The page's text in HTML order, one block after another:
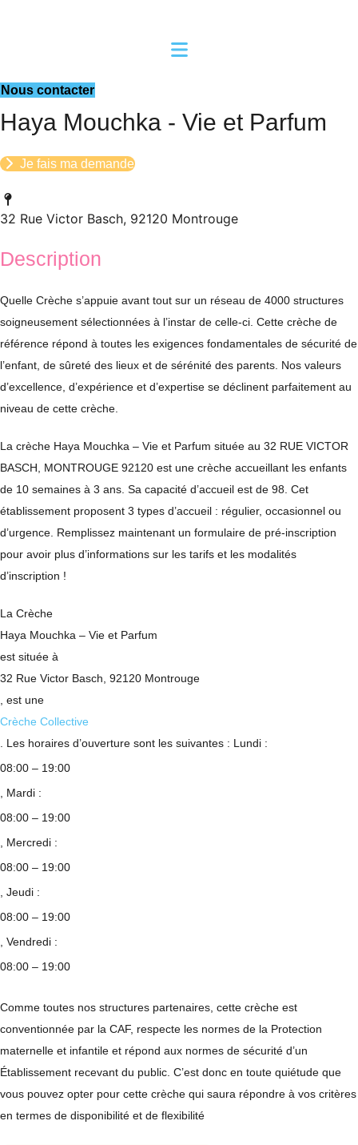
Nous contacter
Haya Mouchka - Vie et Parfum
Je fais ma demande
32 Rue Victor Basch, 92120 Montrouge
Description
Quelle Crèche s’appuie avant tout sur un réseau de 4000 structures
soigneusement sélectionnées à l’instar de celle-ci. Cette crèche de
référence répond à toutes les exigences fondamentales de sécurité de
l’enfant, de sûreté des lieux et de sérénité des parents. Nos valeurs
d’excellence, d’expérience et d’expertise se déclinent parfaitement au
niveau de cette crèche.
La crèche Haya Mouchka – Vie et Parfum située au 32 RUE VICTOR
BASCH, MONTROUGE 92120 est une crèche accueillant les enfants
de 10 semaines à 3 ans. Sa capacité d’accueil est de 98. Cet
établissement proposent 3 types d’accueil : régulier, occasionnel ou
d’urgence. Remplissez maintenant un formulaire de pré-inscription
pour avoir plus d’informations sur les tarifs et les modalités
d’inscription !
La Crèche
Haya Mouchka – Vie et Parfum
est située à
32 Rue Victor Basch, 92120 Montrouge
, est une
Crèche Collective
. Les horaires d’ouverture sont les suivantes : Lundi :
08:00 – 19:00
, Mardi :
08:00 – 19:00
, Mercredi :
08:00 – 19:00
, Jeudi :
08:00 – 19:00
, Vendredi :
08:00 – 19:00
Comme toutes nos structures partenaires, cette crèche est
conventionnée par la CAF, respecte les normes de la Protection
maternelle et infantile et répond aux normes de sécurité d’un
Établissement recevant du public. C’est donc en toute quiétude que
vous pouvez opter pour cette crèche qui saura répondre à vos critères
en termes de disponibilité et de flexibilité